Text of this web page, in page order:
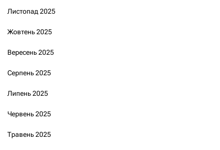
Листопад 2025
Жовтень 2025
Вересень 2025
Серпень 2025
Липень 2025
Червень 2025
Травень 2025